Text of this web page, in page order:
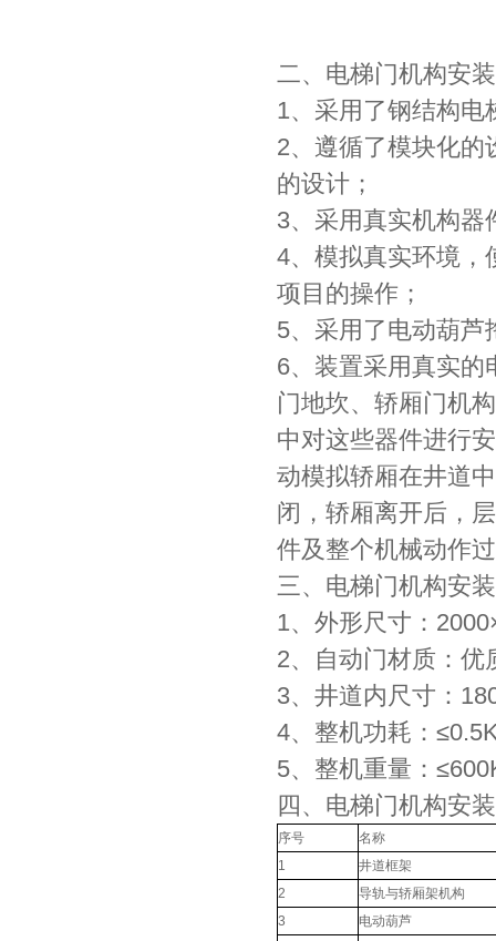
二、电梯门机构安
1、采用了钢结构电
2、遵循了模块化的
的设计；
3、采用真实机构器
4、模拟真实环境，
项目的操作；
5、采用了电动葫芦
6、装置采用真实的
门地坎、轿厢门机
中对这些器件进行
动模拟轿厢在井道
闭，轿厢离开后，
件及整个机械动作
三、电梯门机构安
1、外形尺寸：
2、自动门材质：优
3、井道内尺寸：
4、整机功耗：
5、整机重量：
四、电梯门机构安
序号
名称
1
井道框架
2
导轨与轿厢架机构
3
电动葫芦